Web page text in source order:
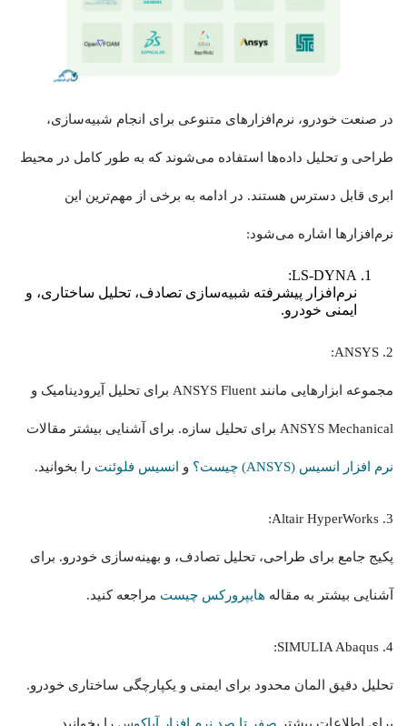
در صنعت خودرو، نرم‌افزارهای متنوعی برای انجام شبیه‌سازی،
طراحی و تحلیل داده‌ها استفاده می‌شوند که به طور کامل در محیط
ابری قابل دسترس هستند. در ادامه به برخی از مهم‌ترین این
نرم‌افزارها اشاره می‌شود:
LS-DYNA:
نرم‌افزار پیشرفته شبیه‌سازی تصادف، تحلیل ساختاری، و
ایمنی خودرو.
2. ANSYS:
مجموعه ابزارهایی مانند ANSYS Fluent برای تحلیل آیرودینامیک و
ANSYS Mechanical برای تحلیل سازه. برای آشنایی بیشتر مقالات
نرم‌ افزار انسیس (ANSYS) چیست؟ و انسیس فلوئنت را بخوانید.
3. Altair HyperWorks:
پکیج جامع برای طراحی، تحلیل تصادف، و بهینه‌سازی خودرو. برای
آشنایی بیشتر به مقاله هایپرورکس چیست مراجعه کنید.
4. SIMULIA Abaqus:
تحلیل دقیق المان محدود برای ایمنی و یکپارچگی ساختاری خودرو.